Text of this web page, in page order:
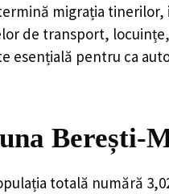
migrația
de transport,
esențială pentru ca
Berești-
totală numără